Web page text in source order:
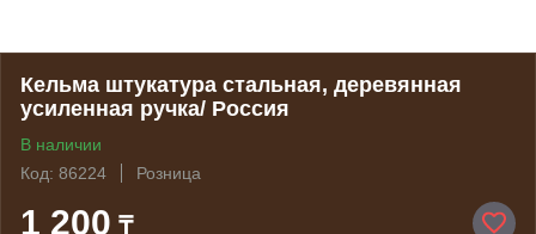
Кельма штукатура стальная, деревянная
усиленная ручка/ Россия
В наличии
Код: 86224
Розница
1 200 ₸